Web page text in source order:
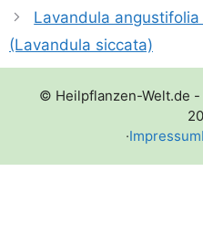
Lavandula
(Lavandula siccata)
© Heilpflanzen-Welt.de
·Impressum